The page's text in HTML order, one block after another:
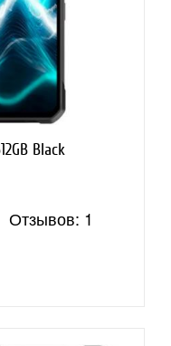
Black
Отзывов: 1